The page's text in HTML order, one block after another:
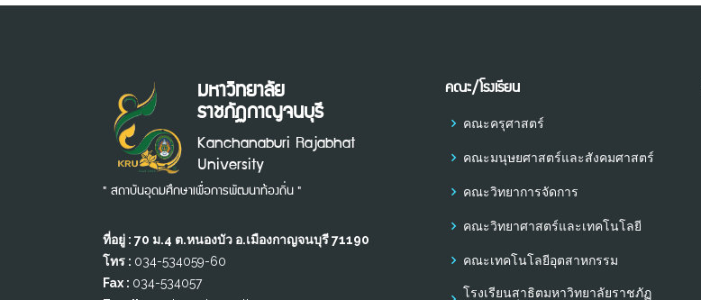
มหาวิทยาลัย
ราชภัฏกาญจนบุรี
Kanchanaburi Rajabhat
University
" สถาบันอุดมศึกษาเพื่อการพัฒนาท้องถิ่น "
ที่อยู่ : 70 ม.4 ต.หนองบัว อ.เมืองกาญจนบุรี 71190
โทร : 034-534059-60
Fax : 034-534057
คณะ/โรงเรียน
คณะครุศาสตร์
คณะมนุษยศาสตร์และสังคมศาสตร์
คณะวิทยาการจัดการ
คณะวิทยาศาสตร์และเทคโนโลยี
คณะเทคโนโลยีอุตสาหกรรม
โรงเรียนสาธิตมหาวิทยาลัยราชภัฏ